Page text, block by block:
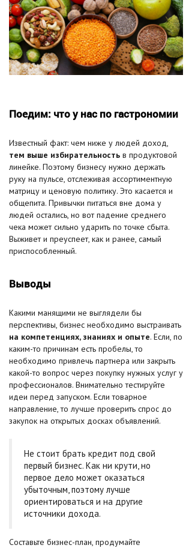
Поедим: что у нас по гастрономии
Известный факт: чем ниже у людей доход,
тем выше избирательность в продуктовой
линейке. Поэтому бизнесу нужно держать
руку на пульсе, отслеживая ассортиментную
матрицу и ценовую политику. Это касается и
общепита. Привычки питаться вне дома у
людей остались, но вот падение среднего
чека может сильно ударить по точке сбыта.
Выживет и преуспеет, как и ранее, самый
приспособленный.
Выводы
Какими манящими не выглядели бы
перспективы, бизнес необходимо выстраивать
на компетенциях, знаниях и опыте. Если, по
каким-то причинам есть пробелы, то
необходимо привлечь партнера или закрыть
какой-то вопрос через покупку нужных услуг у
профессионалов. Внимательно тестируйте
идеи перед запуском. Если товарное
направление, то лучше проверить спрос до
закупок на открытых досках объявлений.
Не стоит брать кредит под свой
первый бизнес. Как ни крути, но
первое дело может оказаться
убыточным, поэтому лучше
ориентироваться и на другие
источники дохода.
Составьте бизнес-план, продумайте